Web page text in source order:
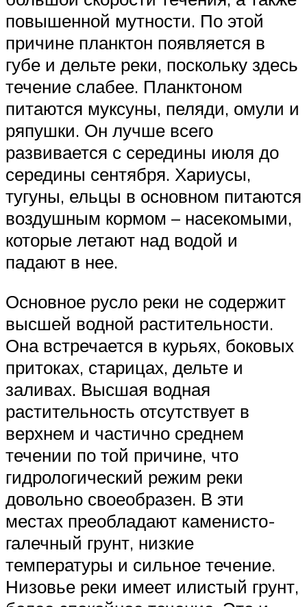
повышенной мутности. По этой
причине планктон появляется в
губе и дельте реки, поскольку здесь
течение слабее. Планктоном
питаются муксуны, пеляди, омули и
ряпушки. Он лучше всего
развивается с середины июля до
середины сентября. Хариусы,
тугуны, ельцы в основном питаются
воздушным кормом – насекомыми,
которые летают над водой и
падают в нее.
Основное русло реки не содержит
высшей водной растительности.
Она встречается в курьях, боковых
притоках, старицах, дельте и
заливах. Высшая водная
растительность отсутствует в
верхнем и частично среднем
течении по той причине, что
гидрологический режим реки
довольно своеобразен. В эти
местах преобладают каменисто-
галечный грунт, низкие
температуры и сильное течение.
Низовье реки имеет илистый грунт,